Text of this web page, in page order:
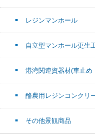
レジンマンホール
自立型マンホール更生
港湾関連資器材(車止
酪農用レジンコンクリ
その他景観商品